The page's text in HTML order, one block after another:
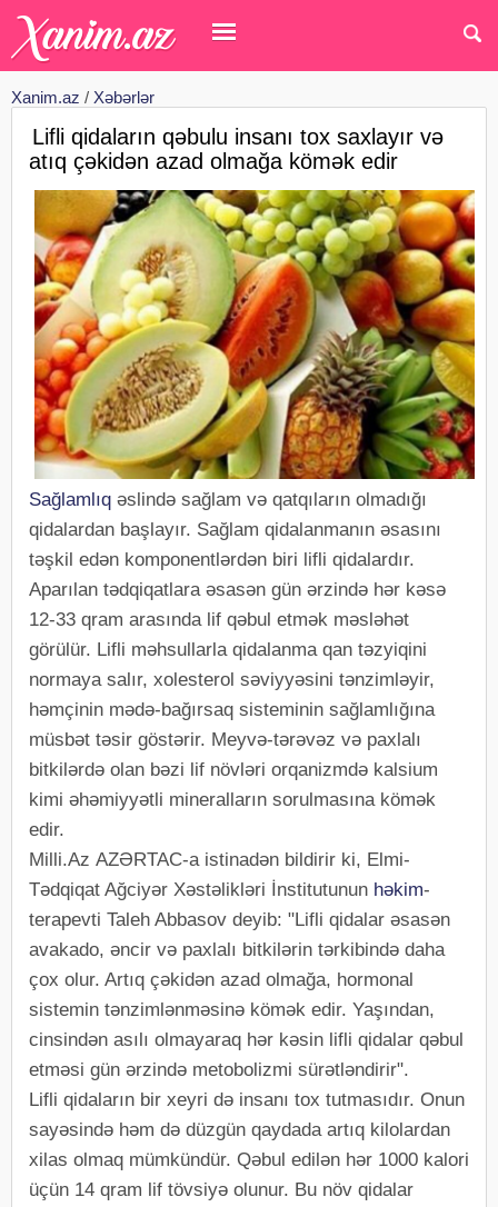
Xanim.az / Xəbərlər
Lifli qidaların qəbulu insanı tox saxlayır və
atıq çəkidən azad olmağa kömək edir
Sağlamlıq əslində sağlam və qatqıların olmadığı
qidalardan başlayır. Sağlam qidalanmanın əsasını
təşkil edən komponentlərdən biri lifli qidalardır.
Aparılan tədqiqatlara əsasən gün ərzində hər kəsə
12-33 qram arasında lif qəbul etmək məsləhət
görülür. Lifli məhsullarla qidalanma qan təzyiqini
normaya salır, xolesterol səviyyəsini tənzimləyir,
həmçinin mədə-bağırsaq sisteminin sağlamlığına
müsbət təsir göstərir. Meyvə-tərəvəz və paxlalı
bitkilərdə olan bəzi lif növləri orqanizmdə kalsium
kimi əhəmiyyətli mineralların sorulmasına kömək
edir.
Milli.Az AZƏRTAC-a istinadən bildirir ki, Elmi-
Tədqiqat Ağciyər Xəstəlikləri İnstitutunun həkim-
terapevti Taleh Abbasov deyib: "Lifli qidalar əsasən
avakado, əncir və paxlalı bitkilərin tərkibində daha
çox olur. Artıq çəkidən azad olmağa, hormonal
sistemin tənzimlənməsinə kömək edir. Yaşından,
cinsindən asılı olmayaraq hər kəsin lifli qidalar qəbul
etməsi gün ərzində metobolizmi sürətləndirir".
Lifli qidaların bir xeyri də insanı tox tutmasıdır. Onun
sayəsində həm də düzgün qaydada artıq kilolardan
xilas olmaq mümkündür. Qəbul edilən hər 1000 kalori
üçün 14 qram lif tövsiyə olunur. Bu növ qidalar